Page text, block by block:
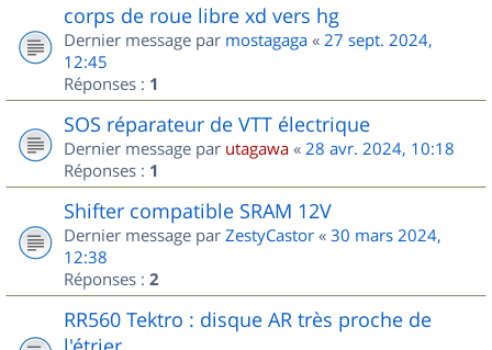
corps de roue libre xd vers hg
Dernier message par mostagaga « 27 sept. 2024,
12:45
Réponses : 1
SOS réparateur de VTT électrique
Dernier message par utagawa « 28 avr. 2024, 10:18
Réponses : 1
Shifter compatible SRAM 12V
Dernier message par ZestyCastor « 30 mars 2024,
12:38
Réponses : 2
RR560 Tektro : disque AR très proche de